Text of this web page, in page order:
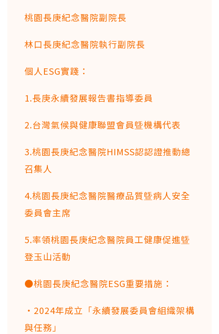
桃園長庚紀念醫院副院長
林口長庚紀念醫院執行副院長
個人ESG實踐：
1.長庚永續發展報告書指導委員
2.台灣氣候與健康聯盟會員曁機構代表
3.桃園長庚紀念醫院HIMSS認認證推動總
召集人
4.桃園長庚紀念醫院醫療品質曁病人安全
委員會主席
5.率領桃園長庚紀念醫院員工健康促進曁
登玉山活動
●桃園長庚紀念醫院ESG重要措施：
・2024年成立「永續發展委員會組織架構
與任務」